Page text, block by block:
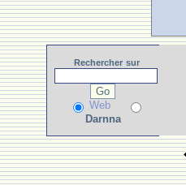
Rechercher sur
Web
Darnna